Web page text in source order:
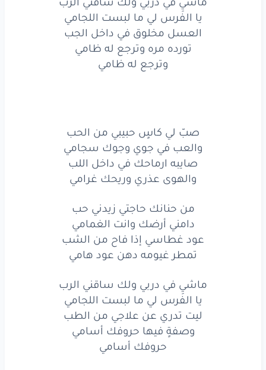
ماشيِ في دربيولكساقني
يا الفرسلي ما لبستاللجامي
مخلوق فيداخل
وترجع
له
ظامي
صبّليكاسٍحبيبيمنالحب
والعبفي جويوجوكسجامي
صايبهارماحكفي داخل
والهوىعذريوريحكغرامي
حنانكحاجتيزيدني
دامني أرضك وانتالغمامي
غطاسيإذافاح من الشب
تمطرغيومه دهن عودهامي
يا الفرس لي ما لبست اللجامي
العسل مخلوق في داخل الجب
تورده مره وترجع له ظامي
وترجع له ظامي
صبّ لي كاسٍ حبيبي من الحب
والعب في جوي وجوك سجامي
صايبه ارماحك في داخل اللب
والهوى عذري وريحك غرامي
من حنانك حاجتي زيدني حب
دامني أرضك وانت الغمامي
عود غطاسي إذا فاح من الشب
تمطر غيومه دهن عود هامي
ماشيِ في دربي ولك ساقني الرب
يا الفرس لي ما لبست اللجامي
ليت تدري عن علاجي من الطب
وصفةٍ فيها حروفك أسامي
حروفك أسامي